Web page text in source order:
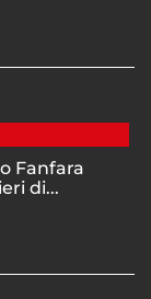
Fanfara
di...